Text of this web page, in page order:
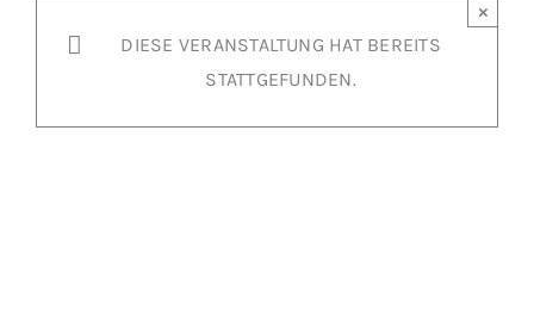
DIESE VERANSTALTUNG HAT BEREITS
STATTGEFUNDEN.
×